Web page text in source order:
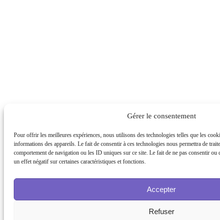
Gérer le consentement
Pour offrir les meilleures expériences, nous utilisons des technologies telles que les
informations des appareils. Le fait de consentir à ces technologies nous permettra de
comportement de navigation ou les ID uniques sur ce site. Le fait de ne pas consentir ou
un effet négatif sur certaines caractéristiques et fonctions.
Accepter
Refuser